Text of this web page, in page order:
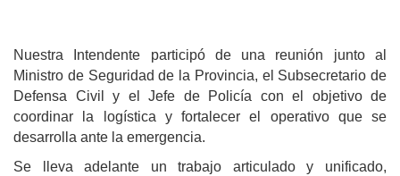
Nuestra Intendente participó de una reunión junto al
Ministro de Seguridad de la Provincia, el Subsecretario de
Defensa Civil y el Jefe de Policía con el objetivo de
coordinar la logística y fortalecer el operativo que se
desarrolla ante la emergencia.
Se lleva adelante un trabajo articulado y unificado,